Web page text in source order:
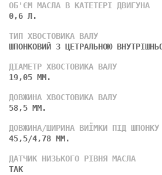
ОБ'ЄМ МАСЛА В КАТЕТЕРІ ДВИГУНА
0,6 Л.
ТИП ХВОСТОВИКА ВАЛУ
ШПОНКОВИЙ З ЦЕТРАЛЬНОЮ
ДІАМЕТР ХВОСТОВИКА ВАЛУ
19,05 ММ.
ДОВЖИНА ХВОСТОВИКА ВАЛУ
58,5 ММ.
ДОВЖИНА/ШИРИНА ВИЇМКИ ПІД ШПОНКУ
45,5/4,78 ММ.
ДАТЧИК НИЗЬКОГО РІВНЯ МАСЛА
ТАК